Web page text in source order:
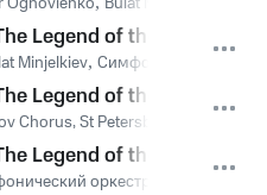
Legend of the invisible
Minjelkiev, Симфонический
Legend of the invisible
Chorus, St Petersburg
Legend of the invisible
оркестр Мариинского